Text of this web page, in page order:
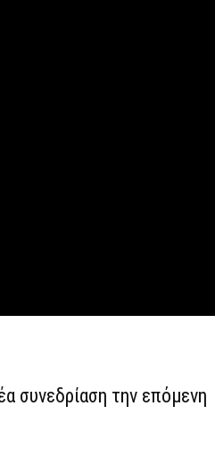
συνεδρίαση την επόμενη